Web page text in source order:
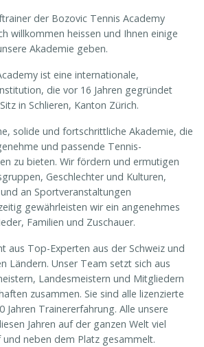
der Bozovic Tennis Academy
willkommen heissen und Ihnen einige
Akademie geben.
ist eine internationale,
die vor 16 Jahren gegründet
in Schlieren, Kanton Zürich.
solide und fortschrittliche Akademie, die
und passende Tennis-
zu bieten. Wir fördern und ermutigen
Geschlechter und Kulturen,
an Sportveranstaltungen
gewährleisten wir ein angenehmes
Familien und Zuschauer.
aus Top-Experten aus der Schweiz und
Ländern. Unser Team setzt sich aus
Landesmeistern und Mitgliedern
zusammen. Sie sind alle lizenzierte
Jahren Trainererfahrung. Alle unsere
Jahren auf der ganzen Welt viel
neben dem Platz gesammelt.